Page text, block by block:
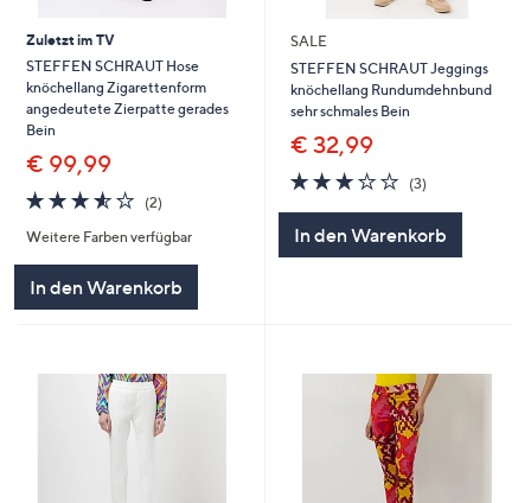
Zuletzt im TV
STEFFEN SCHRAUT Hose
knöchellang Zigarettenform
angedeutete Zierpatte gerades
Bein
€ 99,99
3.5
von
5
(2)2
Weitere Farben verfügbar
In den Warenkorb
SALE
STEFFEN SCHRAUT Jeggings
knöchellang Rundumdehnbund
sehr schmales Bein
€ 32,99
2.7
von
(3)3
In den Warenkorb